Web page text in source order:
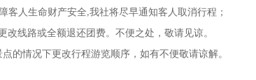
客人生命财产安全,我社将尽早通知客人取消行程；
改线路或全额退还团费。不便之处，敬请见谅。
的情况下更改行程游览顺序，如有不便敬请谅解。